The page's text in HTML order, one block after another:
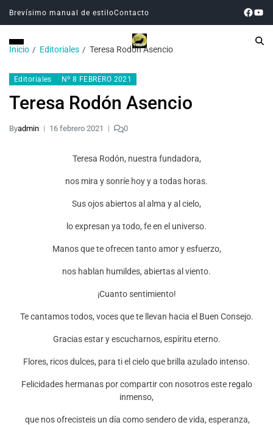
Brevísimo manual de estiloContacto
Inicio Editoriales Teresa Rodón Asencio
Editoriales Nº 8 FEBRERO 2021
Teresa Rodón Asencio
Byadmin 16 febrero 2021 0
Teresa Rodón, nuestra fundadora,
nos mira y sonríe hoy y a todas horas.
Sus ojos abiertos al alma y al cielo,
lo expresan ya todo, fe en el universo.
Manos que te ofrecen tanto amor y esfuerzo,
nos hablan humildes, abiertas al viento.
¡Cuanto sentimiento!
Te cantamos todos, voces que te llevan hacia el Buen Consejo.
Gracias estar y escucharnos, espíritu eterno.
Flores, ricos dulces, para ti el cielo que brilla azulado intenso.
Felicidades hermanas por compartir con nosotros este regalo
inmenso,
que nos ofrecisteis un día como sendero de vida, esperanza,